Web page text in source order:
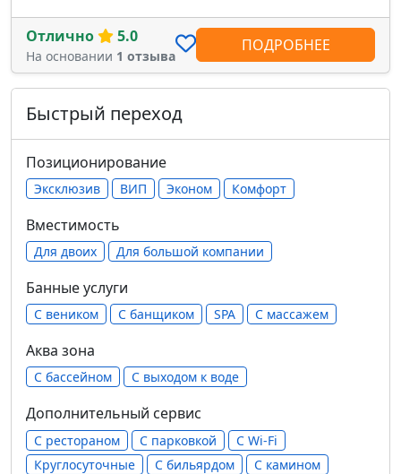
Отлично 5.0
На основании 1 отзыва
ПОДРОБНЕЕ
Быстрый переход
Позиционирование
Эксклюзив ВИП Эконом Комфорт
Вместимость
Для двоих Для большой компании
Банные услуги
С веником С банщиком SPA С массажем
Аква зона
С бассейном С выходом к воде
Дополнительный сервис
С рестораном С парковкой
С Wi-Fi
Круглосуточные
С бильярдом
С камином